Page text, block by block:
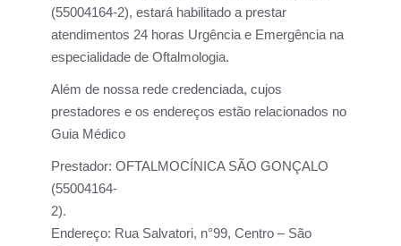
(55004164-2), estará habilitado a prestar
atendimentos 24 horas Urgência e Emergência na
especialidade de Oftalmologia.
Além de nossa rede credenciada, cujos
prestadores e os endereços estão relacionados no
Guia Médico
Prestador: OFTALMOCÍNICA SÃO GONÇALO
(55004164-
2).
Endereço: Rua Salvatori, n°99, Centro – São